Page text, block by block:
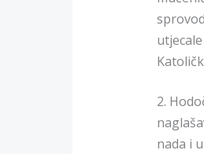
2.
nada i